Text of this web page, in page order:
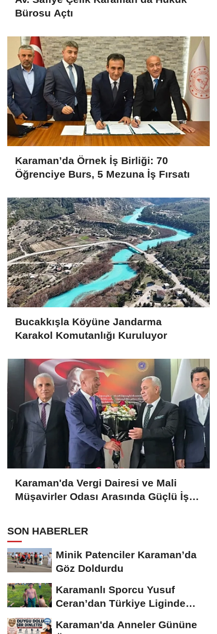
Bürosu Açtı
Karaman’da Örnek İş Birliği: 70
Öğrenciye Burs, 5 Mezuna İş Fırsatı
Bucakkışla Köyüne Jandarma
Karakol Komutanlığı Kuruluyor
Karaman'da Vergi Dairesi ve Mali
Müşavirler Odası Arasında Güçlü İş
SON HABERLER
Minik Patenciler Karaman’da
Göz Doldurdu
Karamanlı Sporcu Yusuf
Ceran’dan Türkiye Liginde
Karaman'da Anneler Gününe